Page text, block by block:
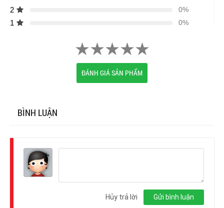
2 0%
1 0%
ĐÁNH GIÁ SẢN PHẨM
BÌNH LUẬN
Gửi bình luận
Hủy trả lời